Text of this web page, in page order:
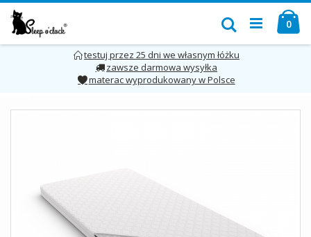
testuj przez 25 dni we własnym łóżku
zawsze darmowa wysyłka
materac wyprodukowany w Polsce
Przejdź
do
treści
0
Szukaj